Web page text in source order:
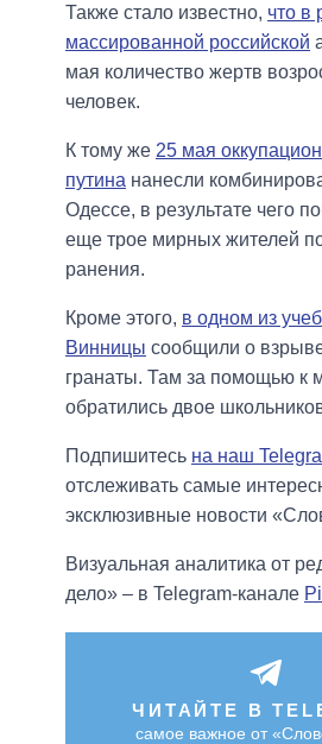
Также стало известно, что в
массированной российской
мая количество жертв
человек.
К тому же 25 мая
путина нанесли
Одессе, в результате чего
еще трое мирных жителей
ранения.
Кроме этого, в одном из
Винницы сообщили о
гранаты. Там за помощью к
обратились двое
Подпишитесь на наш
отслеживать самые
эксклюзивные новости
Визуальная аналитика от
дело» – в Telegram-канале
ЧИТАЙТЕ В
самое важное от